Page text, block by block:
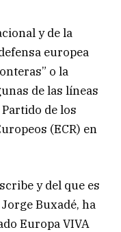
y de la
europea
o la
de las líneas
de los
(ECR) en
y del que es
Buxadé, ha
Europa VIVA